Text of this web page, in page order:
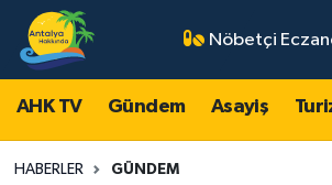
Nöbetçi
AHK TV Gündem Asayiş
HABERLER GÜNDEM
AHK TV
Gündem
Antalya Nöbetçi Eczaneler
Antalya Hava Durumu